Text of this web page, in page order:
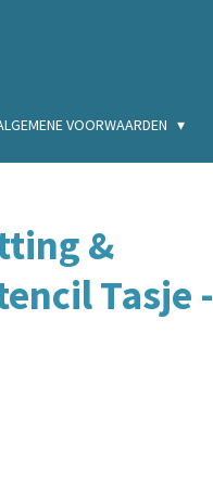
VOORWAARDEN
&
Tasje -